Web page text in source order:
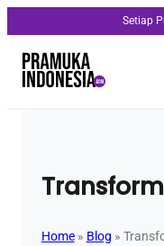
Setiap
Home» Blog »